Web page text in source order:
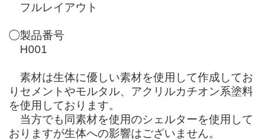
フルレイアウト
◯製品番号
H001
素材は生体に優しい素材を使用して作成してお
りセメントやモルタル、アクリルカチオン系塗料
を使用しております。
当方でも同素材を使用のシェルターを使用して
おりますが生体への影響はございません。